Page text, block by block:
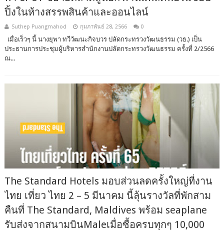
ปิ้งในห้างสรรพสินค้าและออนไลน์
Suthep Puangmahod กุมภาพันธ์ 28, 2566 0
เมื่อเร็วๆ นี้ นางยุพา ทวีวัฒนะกิจบวร ปลัดกระทรวงวัฒนธรรม (วธ.) เป็น
ประธานการประชุมผู้บริหารสำนักงานปลัดกระทรวงวัฒนธรรม ครั้งที่ 2/2566
ณ...
The Standard Hotels มอบส่วนลดครั้งใหญ่ที่งาน
ไทย เที่ยว ไทย 2 – 5 มีนาคม นี้ลุ้นรางวัลที่พักสาม
คืนที่ The Standard, Maldives พร้อม seaplane
รับส่งจากสนามบินMaleเมื่อซื้อครบทุกๆ 10,000